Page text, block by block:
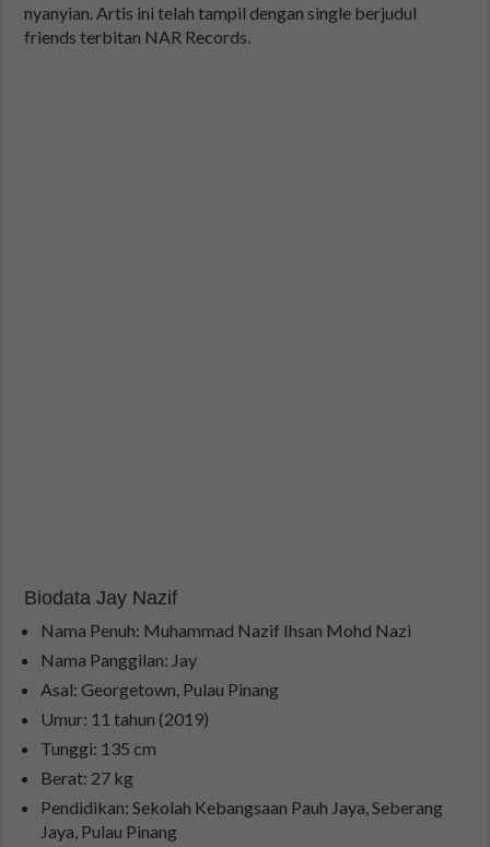
nyanyian. Artis ini telah tampil dengan single berjudul
friends terbitan NAR Records.
Biodata Jay Nazif
Nama Penuh: Muhammad Nazif Ihsan Mohd Nazi
Nama Panggilan: Jay
Asal: Georgetown, Pulau Pinang
Umur: 11 tahun (2019)
Tunggi: 135 cm
Berat: 27 kg
Pendidikan: Sekolah Kebangsaan Pauh Jaya, Seberang
Jaya, Pulau Pinang